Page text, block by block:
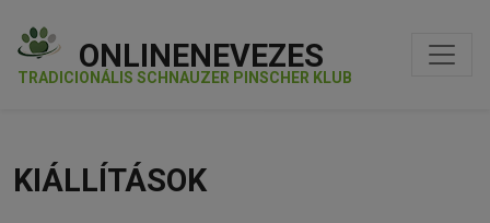
ONLINENEVEZES
TRADICIONÁLIS SCHNAUZER PINSCHER KLUB
KIÁLLÍTÁSOK